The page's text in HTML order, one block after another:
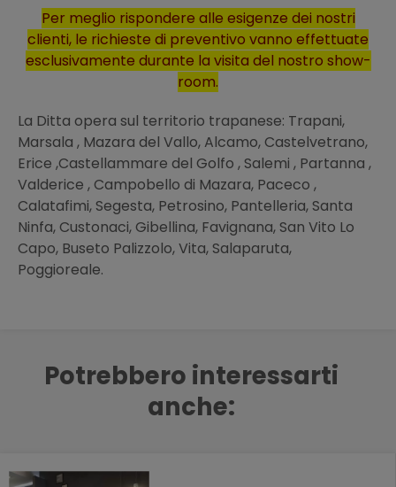
Per meglio rispondere alle esigenze dei nostri
clienti, le richieste di preventivo vanno effettuate
esclusivamente durante la visita del nostro show-
room.
La Ditta opera sul territorio trapanese: Trapani,
Marsala , Mazara del Vallo, Alcamo, Castelvetrano,
Erice ,Castellammare del Golfo , Salemi , Partanna ,
Valderice , Campobello di Mazara, Paceco ,
Calatafimi, Segesta, Petrosino, Pantelleria, Santa
Ninfa, Custonaci, Gibellina, Favignana, San Vito Lo
Capo, Buseto Palizzolo, Vita, Salaparuta,
Poggioreale.
Potrebbero interessarti
anche: